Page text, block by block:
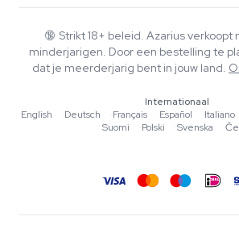
Veelgestelde vragen
Privacybeleid
Wiki
Muziek
Redactionele normen
Tools & Calculators
🔞 Strikt 18+ beleid. Azarius verkoopt
minderjarigen. Door een bestelling te
dat je meerderjarig bent in jouw land.
Internationaal
English
·Deutsch ·Français ·Español ·Italiano
Suomi
·Polski ·Svenska ·